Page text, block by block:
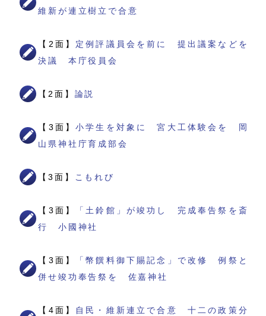
維新が連立樹立で合意
【2面】 定例評議員会を前に 提出議案などを
決議 本庁役員会
【2面】 論説
【3面】小学生を対象に 宮大工体験会を 岡
山県神社庁育成部会
【3面】 こもれび
【3面】
「土鈴館」が竣功し 完成奉告祭を斎
行 小國神社
【3面】
「幣饌料御下賜記念」で改修 例祭と
併せ竣功奉告祭を 佐嘉神社
【4面】
自民・維新連立で合意 十二の政策分